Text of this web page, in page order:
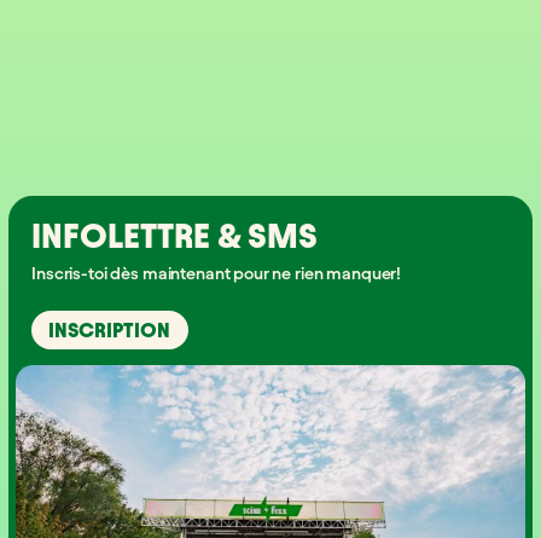
INFOLETTRE & SMS
Inscris-toi dès maintenant pour ne rien manquer!
INSCRIPTION